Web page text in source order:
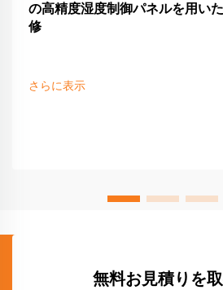
の高精度湿度制御パネルを用い
修
さらに表示
無料お見積りを